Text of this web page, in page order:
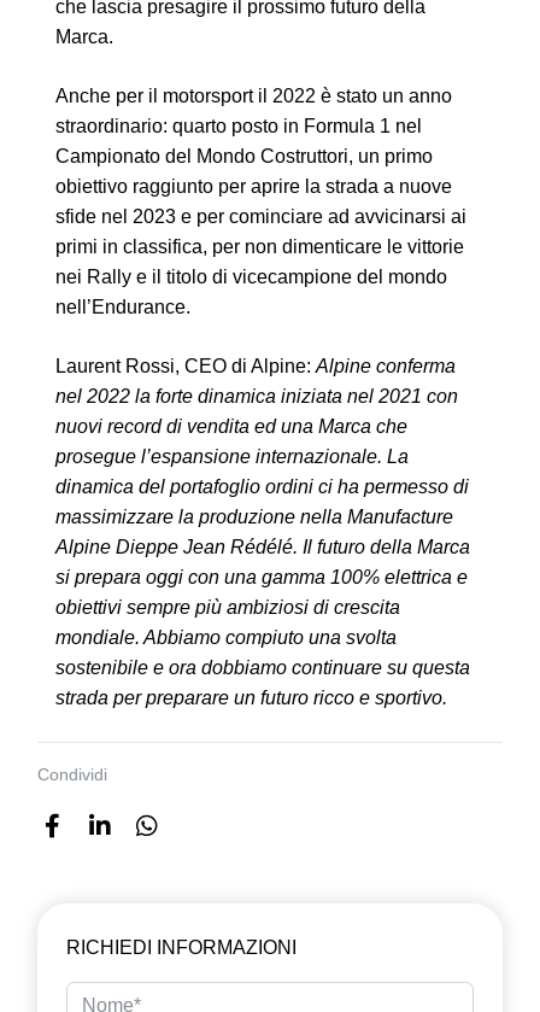
che lascia presagire il prossimo futuro della
Marca.
Anche per il motorsport il 2022 è stato un anno
straordinario: quarto posto in Formula 1 nel
Campionato del Mondo Costruttori, un primo
obiettivo raggiunto per aprire la strada a nuove
sfide nel 2023 e per cominciare ad avvicinarsi ai
primi in classifica, per non dimenticare le vittorie
nei Rally e il titolo di vicecampione del mondo
nell’Endurance.
Laurent Rossi, CEO di Alpine: Alpine conferma
nel 2022 la forte dinamica iniziata nel 2021 con
nuovi record di vendita ed una Marca che
prosegue l’espansione internazionale. La
dinamica del portafoglio ordini ci ha permesso di
massimizzare la produzione nella Manufacture
Alpine Dieppe Jean Rédélé. Il futuro della Marca
si prepara oggi con una gamma 100% elettrica e
obiettivi sempre più ambiziosi di crescita
mondiale. Abbiamo compiuto una svolta
sostenibile e ora dobbiamo continuare su questa
strada per preparare un futuro ricco e sportivo.
Condividi
RICHIEDI INFORMAZIONI